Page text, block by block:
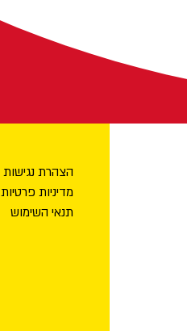
הצהרת נגישות
מדיניות פרטיות
תנאי השימוש